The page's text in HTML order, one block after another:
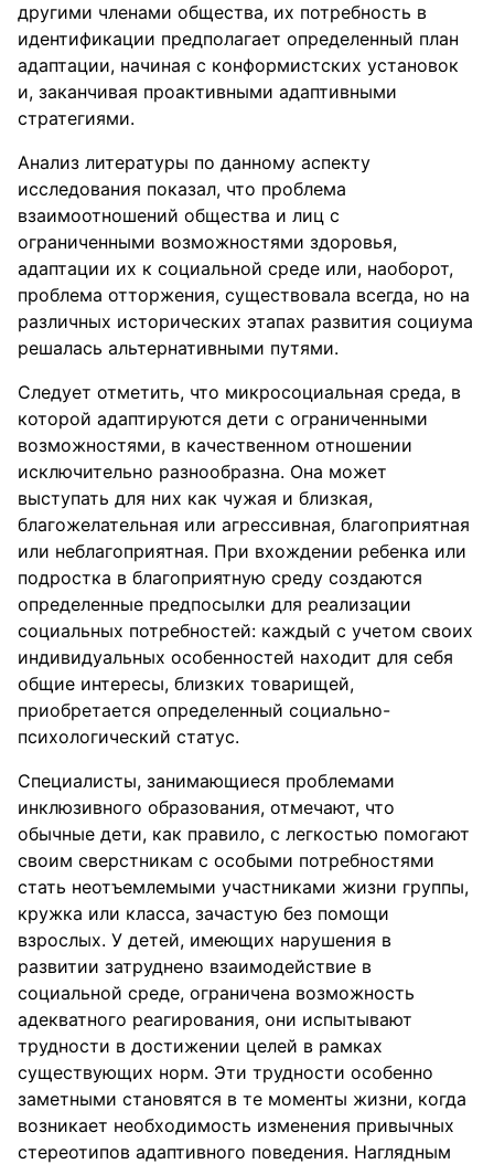
другими членами общества, их потребность в
идентификации предполагает определенный план
адаптации, начиная с конформистских установок
и, заканчивая проактивными адаптивными
стратегиями.
Анализ литературы по данному аспекту
исследования показал, что проблема
взаимоотношений общества и лиц с
ограниченными возможностями здоровья,
адаптации их к социальной среде или, наоборот,
проблема отторжения, существовала всегда, но на
различных исторических этапах развития социума
решалась альтернативными путями.
Следует отметить, что микросоциальная среда, в
которой адаптируются дети с ограниченными
возможностями, в качественном отношении
исключительно разнообразна. Она может
выступать для них как чужая и близкая,
благожелательная или агрессивная, благоприятная
или неблагоприятная. При вхождении ребенка или
подростка в благоприятную среду создаются
определенные предпосылки для реализации
социальных потребностей: каждый с учетом своих
индивидуальных особенностей находит для себя
общие интересы, близких товарищей,
приобретается определенный социально-
психологический статус.
Специалисты, занимающиеся проблемами
инклюзивного образования, отмечают, что
обычные дети, как правило, с легкостью помогают
своим сверстникам с особыми потребностями
стать неотъемлемыми участниками жизни группы,
кружка или класса, зачастую без помощи
взрослых. У детей, имеющих нарушения в
развитии затруднено взаимодействие в
социальной среде, ограничена возможность
адекватного реагирования, они испытывают
трудности в достижении целей в рамках
существующих норм. Эти трудности особенно
заметными становятся в те моменты жизни, когда
возникает необходимость изменения привычных
стереотипов адаптивного поведения. Наглядным